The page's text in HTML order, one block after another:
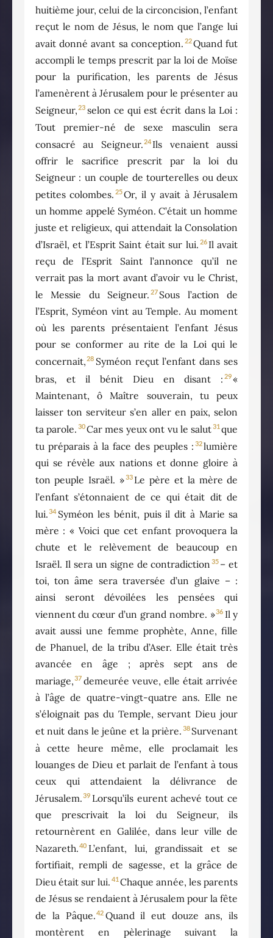
huitième jour, celui de la circoncision, l’enfant
reçut le nom de Jésus, le nom que l’ange lui
avait donné avant sa conception. 22Quand fut
accompli le temps prescrit par la loi de Moïse
pour la purification, les parents de Jésus
l’amenèrent à Jérusalem pour le présenter au
Seigneur,23 selon ce qui est écrit dans la Loi :
Tout premier-né de sexe masculin sera
consacré au Seigneur.24 Ils venaient aussi
offrir le sacrifice prescrit par la loi du
Seigneur : un couple de tourterelles ou deux
petites colombes. 25Or, il y avait à Jérusalem
un homme appelé Syméon. C’était un homme
juste et religieux, qui attendait la Consolation
d’Israël, et l’Esprit Saint était sur lui. 26 Il avait
reçu de l’Esprit Saint l’annonce qu’il ne
verrait pas la mort avant d’avoir vu le Christ,
le Messie du Seigneur. 27 Sous l’action de
l’Esprit, Syméon vint au Temple. Au moment
où les parents présentaient l’enfant Jésus
pour se conformer au rite de la Loi qui le
concernait,28 Syméon reçut l’enfant dans ses
bras, et il bénit Dieu en disant : 29«
Maintenant, ô Maître souverain, tu peux
laisser ton serviteur s’en aller en paix, selon
ta parole. 30Car mes yeux ont vu le salut31 que
tu préparais à la face des peuples : 32lumière
qui se révèle aux nations et donne gloire à
ton peuple Israël. »33 Le père et la mère de
l’enfant s’étonnaient de ce qui était dit de
lui. 34 Syméon les bénit, puis il dit à Marie sa
mère : « Voici que cet enfant provoquera la
chute et le relèvement de beaucoup en
Israël. Il sera un signe de contradiction 35 – et
toi, ton âme sera traversée d’un glaive – :
ainsi seront dévoilées les pensées qui
viennent du cœur d’un grand nombre. »36 Il y
avait aussi une femme prophète, Anne, fille
de Phanuel, de la tribu d’Aser. Elle était très
avancée en âge ; après sept ans de
mariage,37 demeurée veuve, elle était arrivée
à l’âge de quatre-vingt-quatre ans. Elle ne
s’éloignait pas du Temple, servant Dieu jour
et nuit dans le jeûne et la prière. 38 Survenant
à cette heure même, elle proclamait les
louanges de Dieu et parlait de l’enfant à tous
ceux qui attendaient la délivrance de
Jérusalem. 39 Lorsqu’ils eurent achevé tout ce
que prescrivait la loi du Seigneur, ils
retournèrent en Galilée, dans leur ville de
Nazareth.40 L’enfant, lui, grandissait et se
fortifiait, rempli de sagesse, et la grâce de
Dieu était sur lui. 41 Chaque année, les parents
de Jésus se rendaient à Jérusalem pour la fête
de la Pâque.42 Quand il eut douze ans, ils
montèrent en pèlerinage suivant la